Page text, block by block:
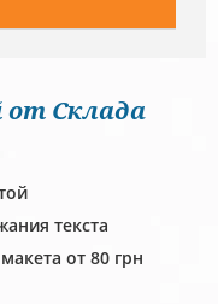
от Склада
текста
от 80 грн